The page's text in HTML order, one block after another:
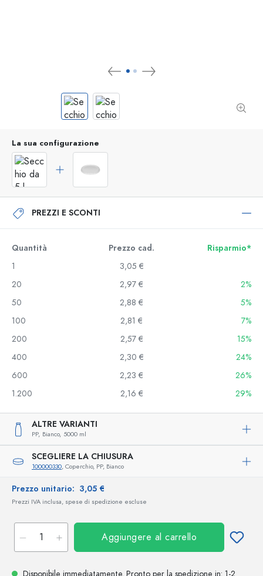
La sua configurazione
PREZZI E SCONTI
Quantità Prezzo cad.
Risparmio*
1
3,05 €
20
2,97 €
2%
50
2,88 €
5%
100
2,81 €
7%
200
2,57 €
15%
400
2,30 €
24%
600
2,23 €
26%
1.200
2,16 € 29%
ALTRE VARIANTI
PP, Bianco, 5000 ml
SCEGLIERE LA CHIUSURA
100000330, Coperchio, PP, Bianco
Prezzo unitario: 3,05 €
Prezzi IVA inclusa, spese di spedizione escluse
Aggiungere al carrello